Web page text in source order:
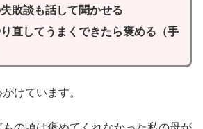
敗談も話して聞かせる
直してうまくできたら褒める（手
けています。